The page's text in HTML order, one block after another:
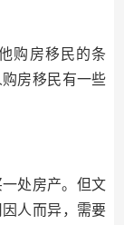
购房移民的条
房移民有一些
处房产。但文
人而异，需要